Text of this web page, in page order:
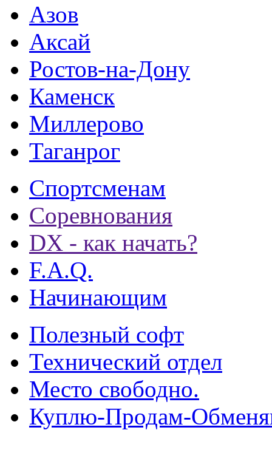
Азов
Аксай
Ростов-на-Дону
Каменск
Миллерово
Таганрог
Спортсменам
Соревнования
DX - как начать?
F.A.Q.
Начинающим
Полезный софт
Технический отдел
Место свободно.
Куплю-Продам-